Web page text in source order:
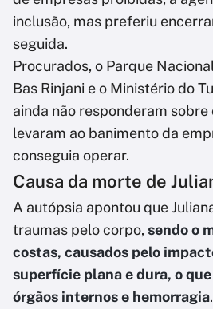
inclusão, mas preferiu
seguida.
Procurados, o Parque
Bas Rinjani e o Ministério do
ainda não responderam sobre
levaram ao banimento da
conseguia operar.
Causa da morte de
A autópsia apontou que
traumas pelo corpo, sendo o
costas, causados pelo
superfície plana e dura, o
órgãos internos e hemorragia